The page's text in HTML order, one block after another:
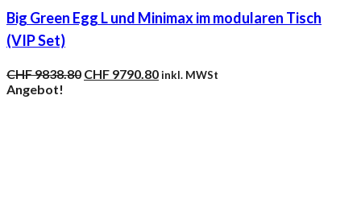
Big Green Egg L und Minimax im modularen Tisch
(VIP Set)
CHF9838.80 Ursprünglicher
CHF 9790.80Aktueller
inkl. MWSt
Angebot!